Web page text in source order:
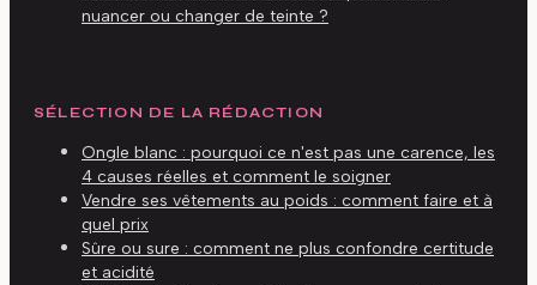
nuancer ou changer de teinte ?
SÉLECTION DE LA RÉDACTION
Ongle blanc : pourquoi ce n'est pas une carence, les
4 causes réelles et comment le soigner
Vendre ses vêtements au poids : comment faire et à
quel prix
Sûre ou sure : comment ne plus confondre certitude
et acidité